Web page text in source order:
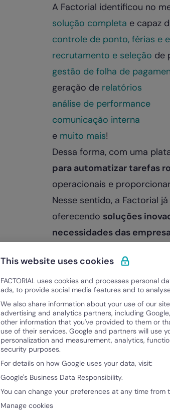
A Factorial identificou no
solução completa e capaz
controle de ponto, férias e
recrutamento e seleção de
gestão de folha de
geração de relatórios
análise de performance
comunicação interna
e muito mais!
Dessa forma, com uma
para automatizar tarefas
operacionais e
Nesse sentido, a Factorial
oferecendo soluções
necessidades das
Empresa já conta
This website uses cookies
FACTORIAL uses cookies and processes personal
ads, to provide social media features and to
We also share information about your use of our
advertising and analytics partners, including
other information that you've provided to them or
use of their services. Google and partners will use
personalization and measurement, analytics,
security purposes.
For details on how Google uses your data, visit:
Google's Business Data Responsibility.
You can change your preferences at any time from
Manage cookies